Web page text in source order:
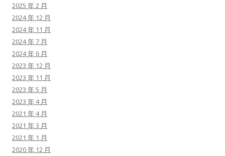
2025 年 2 月
2024 年 12 月
2024 年 11 月
2024 年 7 月
2024 年 6 月
2023 年 12 月
2023 年 11 月
2023 年 5 月
2023 年 4 月
2021 年 4 月
2021 年 3 月
2021 年 1 月
2020 年 12 月